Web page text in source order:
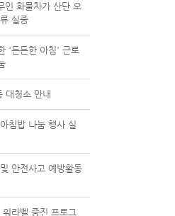
화물차가 산단 오
실증
'든든한 아침' 근로
대청소 안내
침밥 나눔 행사 실
안전사고 예방활동
라벨 증진 프로그